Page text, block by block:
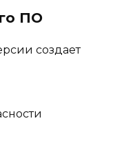
ПО
создает